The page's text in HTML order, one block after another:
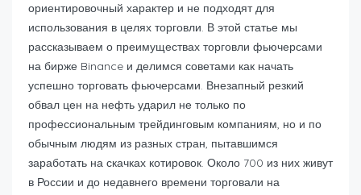
ориентировочный характер и не подходят для
использования в целях торговли. В этой статье мы
рассказываем о преимуществах торговли фьючерсами
на бирже Binance и делимся советами как начать
успешно торговать фьючерсами. Внезапный резкий
обвал цен на нефть ударил не только по
профессиональным трейдинговым компаниям, но и по
обычным людям из разных стран, пытавшимся
заработать на скачках котировок. Около 700 из них живут
в России и до недавнего времени торговали на